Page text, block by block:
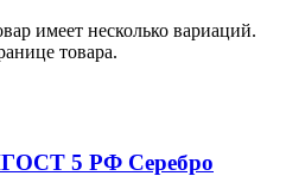
имеет несколько вариаций.
товара.
5 РФ Серебро